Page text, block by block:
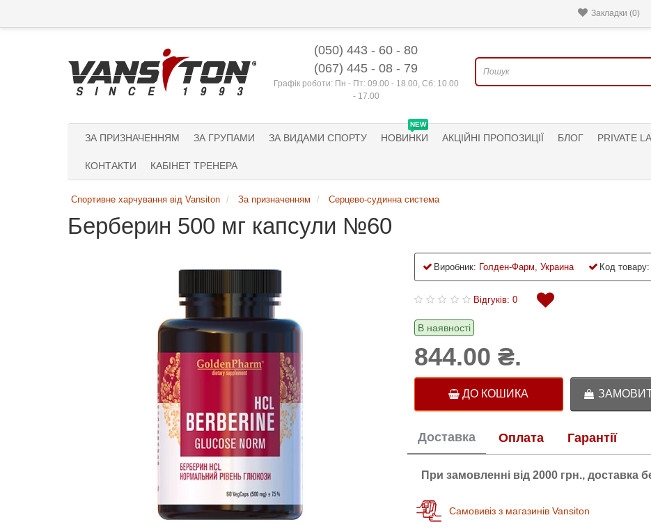
Закладки (0)
(050) 443 - 60 - 80
(067) 445 - 08 - 79
Графік роботи: Пн - Пт: 09.00 - 18.00, Сб: 10.00
- 17.00
ЗА ПРИЗНАЧЕННЯМ ЗА ГРУПАМИ ЗА ВИДАМИ СПОРТУ
NEW
НОВИНКИ АКЦІЙНІ ПРОПОЗИЦІЇ БЛОГ PRIVATE
КОНТАКТИ КАБІНЕТ ТРЕНЕРА
Спортивне харчування від Vansiton За призначенням Серцево-судинна система
Берберин 500 мг капсули №60
Виробник: Голден-Фарм, Украина Код товару:
Відгуків: 0
В наявності
844.00 ₴.
ДО КОШИКА
Доставка Оплата Гарантії
При замовленні від 2000 грн., доставка
Самовивіз з магазинів Vansiton